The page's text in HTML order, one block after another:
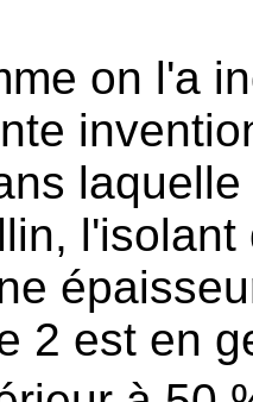
on l'a
2 est en